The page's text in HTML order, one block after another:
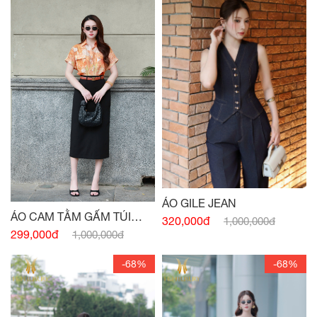
ÁO CAM TẰM GẤM TÚI
NGỰC
299,000đ 1,000,000đ
ÁO GILE JEAN
320,000đ
1,000,000đ
-68% -68%